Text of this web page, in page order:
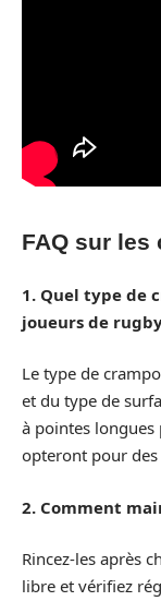
FAQ sur les
1. Quel type de
joueurs de
Le type de
et du type de
à pointes
opteront pour
2. Comment
Rincez-les après
libre et vérifiez